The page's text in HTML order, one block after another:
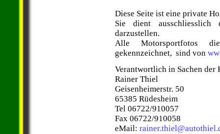
Diese Seite ist eine private
Sie dient
darzustellen.
Alle Motorsportfotos
gekennzeichnet, sind von
Verantwortlich in Sachen der
Rainer Thiel
Geisenheimerstr. 50
65385 Rüdesheim
Tel 06722/910057
Fax 06722/910058
eMail: